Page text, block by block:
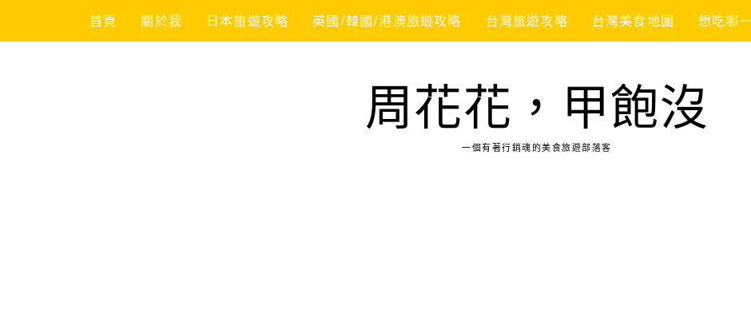
content
首頁 關於我 日本旅遊攻略 英國/韓國/港澳旅遊攻略 台灣旅遊攻略 台灣美食地圖 想吃哪
周花花，甲飽沒
一個有著行銷魂的美食旅遊部落客